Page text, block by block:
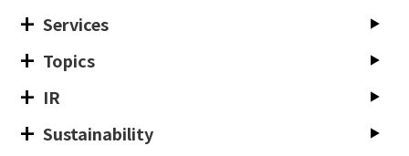
Services
Topics
IR
Sustainability